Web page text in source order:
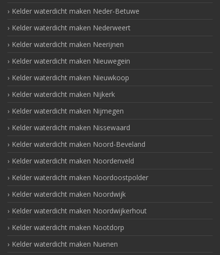
Kelder waterdicht maken Neder-Betuwe
Kelder waterdicht maken Nederweert
Kelder waterdicht maken Neerijnen
Kelder waterdicht maken Nieuwegein
Kelder waterdicht maken Nieuwkoop
Kelder waterdicht maken Nijkerk
Kelder waterdicht maken Nijmegen
Kelder waterdicht maken Nissewaard
Kelder waterdicht maken Noord-Beveland
Kelder waterdicht maken Noordenveld
Kelder waterdicht maken Noordoostpolder
Kelder waterdicht maken Noordwijk
Kelder waterdicht maken Noordwijkerhout
Kelder waterdicht maken Nootdorp
Kelder waterdicht maken Nuenen